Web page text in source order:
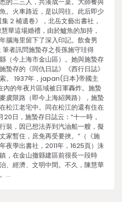
。火車路近，是以同往。此后即少
2 補遺卷》，北岳文藝出書社，
華這場婚禮，由於鱸魚的加持，
腦海里留下了深入印記。飲食男
者訊問施蟄存之長孫施守珪得
（今上海市金山區）。她與施蟄存
蟄存的《同仇日誌》《西行日誌》
。 1937年，japan(日本)帝國主
的年夜片區域被日軍轟炸。施蟄
虞限路（即今上海紹興路），施蟄
松江老宅中。同在松江的還有住在
日，施蟄存日誌云：“十一時，
裝，因已想法弄到汽油船一艘，擬
家暫住，庶免再受要挾。”（《施
夜學出書社，2011年，1625頁）洙
，在金山撤縣建區前很長一段時
、經濟、文明中間。不久，陳慧華
…